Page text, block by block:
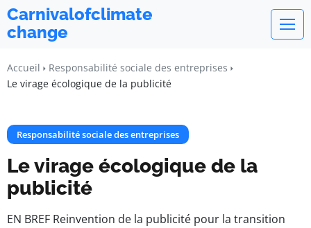
Carnivalofclimate
change
Accueil
Responsabilité sociale des entreprises
Le virage écologique de la publicité
Responsabilité sociale des entreprises
Le virage écologique de la
publicité
EN BREF Reinvention de la publicité pour la transition